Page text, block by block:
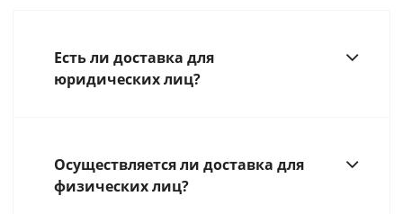
Есть ли доставка для
юридических лиц?
Осуществляется ли доставка для
физических лиц?